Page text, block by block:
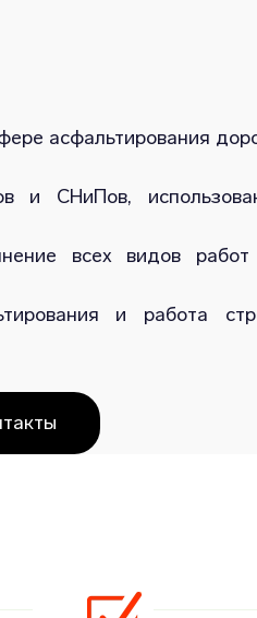
асфальтирования
и СНиПов,
всех видов
и работа